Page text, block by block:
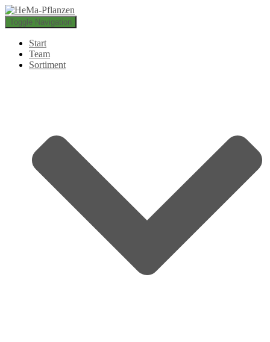
Toggle Navigation
Start
Team
Sortiment